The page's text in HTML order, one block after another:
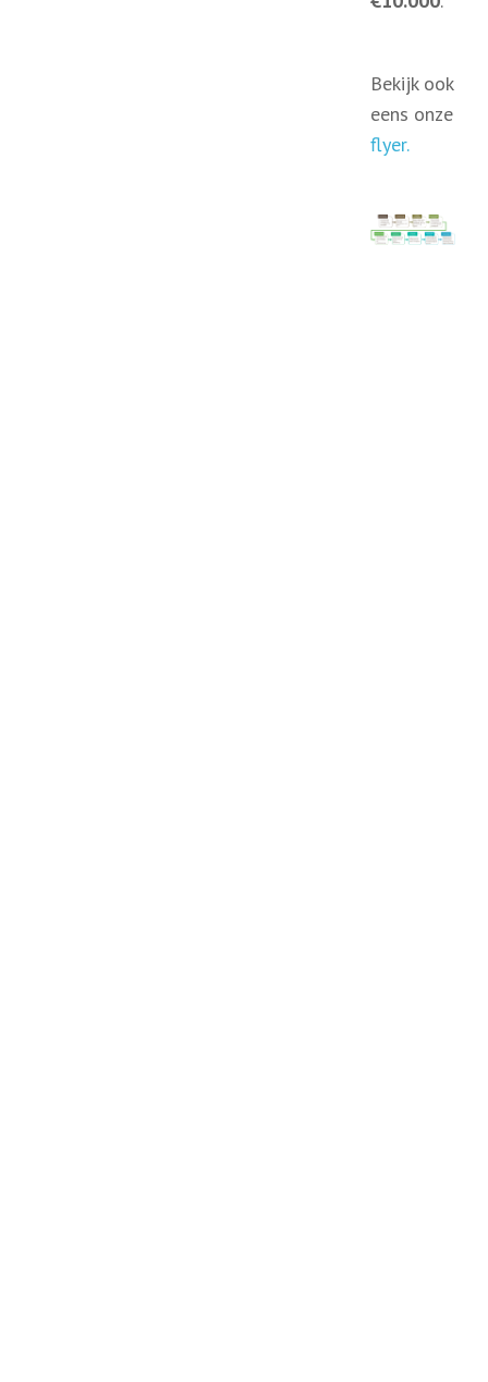
Bekijk ook
eens onze
flyer.